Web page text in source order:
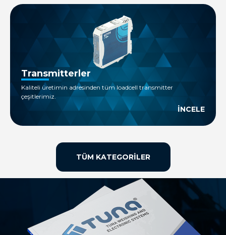
Transmitterler
Kaliteli üretimin adresinden tüm loadcell transmitter
çeşitlerimiz.
İNCELE
TÜM KATEGORILER